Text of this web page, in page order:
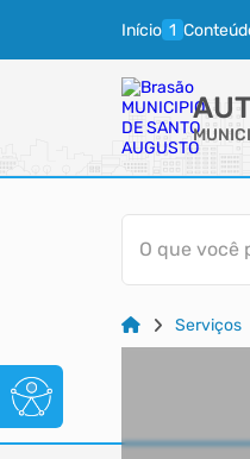
Início
O que você
Serviços